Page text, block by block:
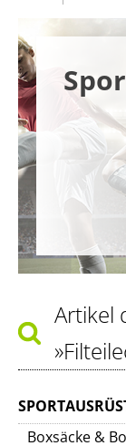
Artikel
Boxsäcke &